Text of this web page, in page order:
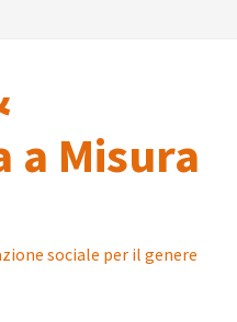
a Misura
sociale per il genere